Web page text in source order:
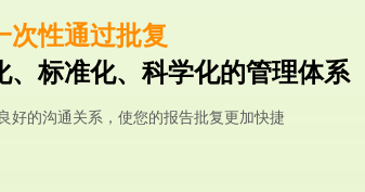
次性通过批复
、标准化、科学化的管理体系
好的沟通关系，使您的报告批复更加快捷